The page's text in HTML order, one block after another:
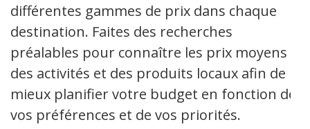
différentes gammes de prix dans chaque
destination. Faites des recherches
préalables pour connaître les prix moyens
des activités et des produits locaux afin de
mieux planifier votre budget en fonction de
vos préférences et de vos priorités.